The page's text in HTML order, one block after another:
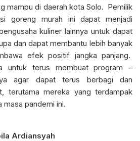
mampu di daerah kota Solo. Pemilik
goreng murah ini dapat menjadi
kuliner lainnya untuk dapat
dan dapat membantu lebih banyak
efek positif jangka panjang.
untuk terus membuat program –
agar dapat terus berbagi dan
terutama mereka yang terdampak
masa pandemi ini.
Ardiansyah